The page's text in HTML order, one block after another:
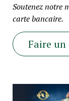
Soutenez notre
carte bancaire.
Faire un